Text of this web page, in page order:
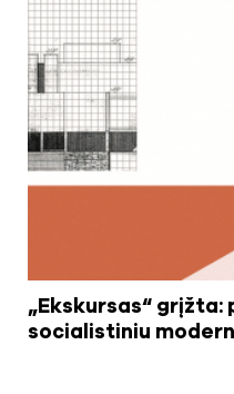
„Ekskursas“ grįžta:
socialistiniu